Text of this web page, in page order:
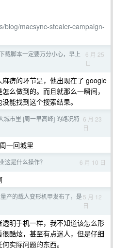
blog/macsync-stealer-campaign-
载脚本一定要万分小心，早上
6 月 25
日
痹的环节是，他出现在了 google
么做到的。而且就那么一瞬间，
能找到这个搜索结果。
城市里 [周一早高峰] 的路况特 6 月 23
日
一回城里
这是什么操作？ 6 月 10 日
产的载人变形机甲发布了，是5 月 12
日
明手机一样，我不知道该怎么形
酷炫，甚至有点迷人，但是仔细
实际问题的东西。